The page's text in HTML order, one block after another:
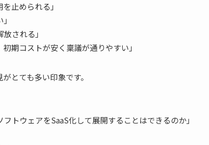
止められる」
される」
期コストが安く稟議が通りやすい」
とても多い印象です。
トウェアをSaaS化して展開することはできるのか」